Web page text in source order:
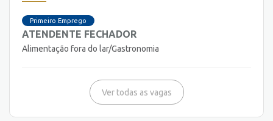
Primeiro Emprego
ATENDENTE FECHADOR
Alimentação fora do lar/Gastronomia
Ver todas as vagas